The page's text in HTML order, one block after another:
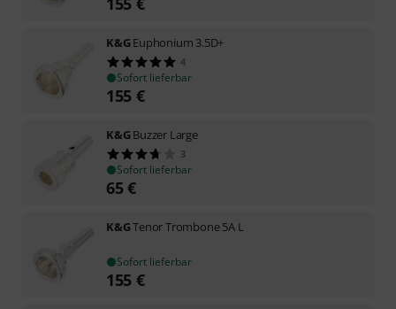
K&GEuphonium 3.5D+
4
Sofort lieferbar
155 €
K&GBuzzer Large
3
Sofort lieferbar
65€
K&GTenor Trombone 5A L
Sofort lieferbar
155 €